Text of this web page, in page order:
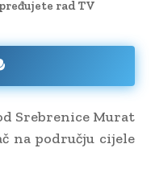
rad TV
Srebrenice Murat
na području cijele